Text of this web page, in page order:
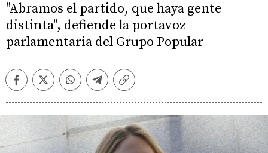
"Abramos el partido, que haya gente
distinta", defiende la portavoz
parlamentaria del Grupo Popular
FacebookTwitterWhatsappTelegramCopiar